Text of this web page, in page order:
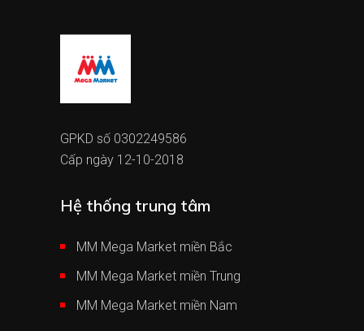
GPKD số 0302249586
Cấp ngày 12-10-2018
Hệ thống trung tâm
MM Mega Market miền Bắc
MM Mega Market miền Trung
MM Mega Market miền Nam